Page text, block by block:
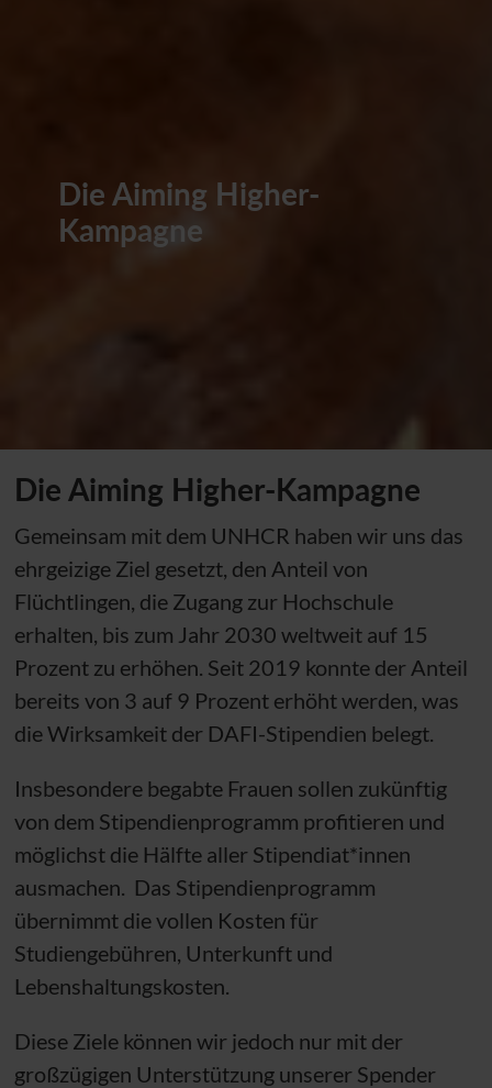
Die Aiming Higher-
Kampagne
Die Aiming Higher-Kampagne
Gemeinsam mit dem UNHCR haben wir uns das
ehrgeizige Ziel gesetzt, den Anteil von
Flüchtlingen, die Zugang zur Hochschule
erhalten, bis zum Jahr 2030 weltweit auf 15
Prozent zu erhöhen. Seit 2019 konnte der Anteil
bereits von 3 auf 9 Prozent erhöht werden, was
die Wirksamkeit der DAFI-Stipendien belegt.
Insbesondere begabte Frauen sollen zukünftig
von dem Stipendienprogramm profitieren und
möglichst die Hälfte aller Stipendiat*innen
ausmachen. Das Stipendienprogramm
übernimmt die vollen Kosten für
Studiengebühren, Unterkunft und
Lebenshaltungskosten.
Diese Ziele können wir jedoch nur mit der
großzügigen Unterstützung unserer Spender